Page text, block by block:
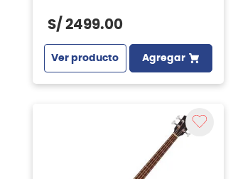
S/ 2499.00
Ver producto Agregar